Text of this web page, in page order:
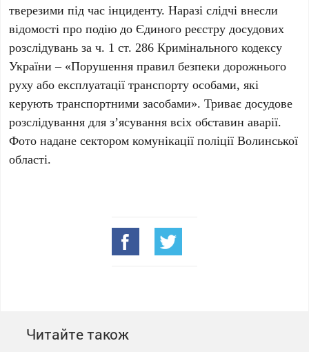
тверезими під час інциденту. Наразі слідчі внесли
відомості про подію до Єдиного реєстру досудових
розслідувань за ч. 1 ст. 286 Кримінального кодексу
України – «Порушення правил безпеки дорожнього
руху або експлуатації транспорту особами, які
керують транспортними засобами». Триває досудове
розслідування для з’ясування всіх обставин аварії.
Фото надане сектором комунікації поліції Волинської
області.
Читайте також